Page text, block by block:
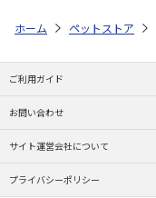
ホーム ペットストア
ご利用ガイド
お問い合わせ
サイト運営会社について
プライバシーポリシー